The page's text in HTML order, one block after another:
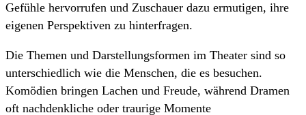
Gefühle hervorrufen und Zuschauer dazu ermutigen, ihre
eigenen Perspektiven zu hinterfragen.
Die Themen und Darstellungsformen im Theater sind so
unterschiedlich wie die Menschen, die es besuchen.
Komödien bringen Lachen und Freude, während Dramen
oft nachdenkliche oder traurige Momente